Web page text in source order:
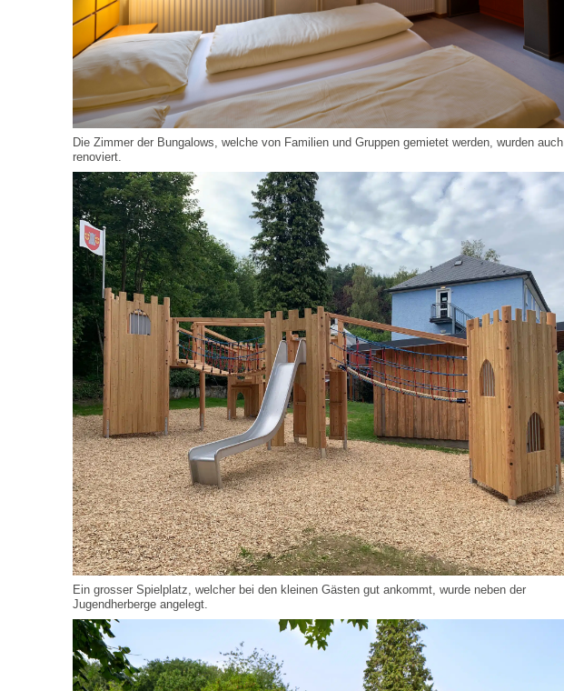
Die Zimmer der Bungalows, welche von Familien und Gruppen gemietet werden, wurden auch
renoviert.
Ein grosser Spielplatz, welcher bei den kleinen Gästen gut ankommt, wurde neben der
Jugendherberge angelegt.